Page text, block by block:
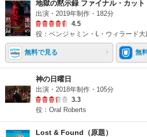
地獄の黙示録 ファイナル・カット
出演・2019年制作・182分
4.5
役：ベンジャミン・L・ウィラード大
無料で見る 無
神の日曜日
出演・2018年制作・105分
3.3
役：Oral Roberts
Lost & Found（原題）